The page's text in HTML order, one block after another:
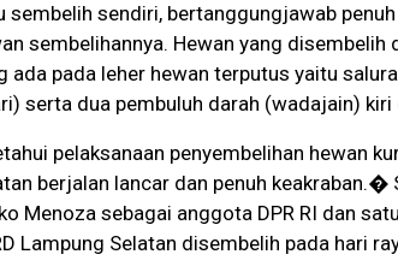
sembelih sendiri, bertanggungjawab
sembelihannya. Hewan yang
ada pada leher hewan terputus yaitu
serta dua pembuluh darah (wadajain) kiri
pelaksanaan penyembelihan hewan
berjalan lancar dan penuh keakraban.�
Menoza sebagai anggota DPR RI dan
Lampung Selatan disembelih pada hari